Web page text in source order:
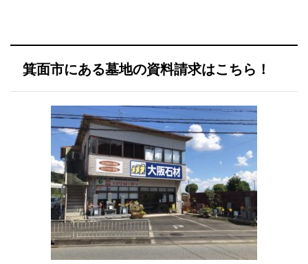
箕面市にある墓地の資料請求はこちら！